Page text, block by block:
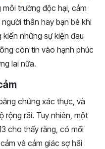
trường độc hại, cảm
thân hay bạn bè khi
những sự kiện đau
còn tin vào hạnh phúc
lai nữa.
chứng xác thực, và
rộng rãi. Tuy nhiên, một
cho thấy rằng, có mối
và cảm giác sợ hãi